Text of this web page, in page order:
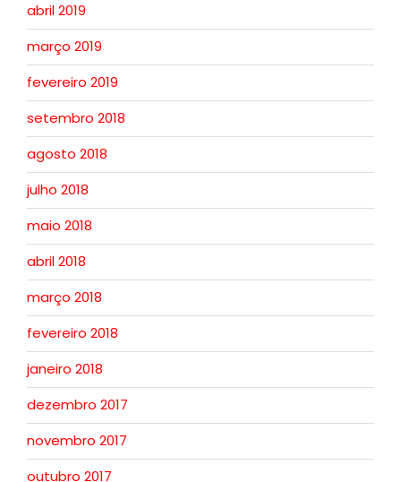
abril 2019
março 2019
fevereiro 2019
setembro 2018
agosto 2018
julho 2018
maio 2018
abril 2018
março 2018
fevereiro 2018
janeiro 2018
dezembro 2017
novembro 2017
outubro 2017